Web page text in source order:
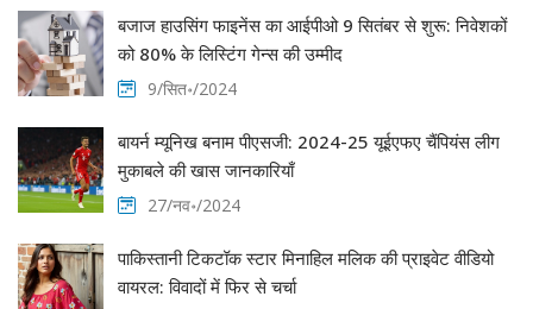
बजाज हाउसिंग फाइनेंस का आईपीओ 9 सितंबर से शुरू: निवेशकों
को 80% के लिस्टिंग गेन्स की उम्मीद
9/सित॰/2024
बायर्न म्यूनिख बनाम पीएसजी: 2024-25 यूईएफए चैंपियंस लीग
मुकाबले की खास जानकारियाँ
27/नव॰/2024
पाकिस्तानी टिकटॉक स्टार मिनाहिल मलिक की प्राइवेट वीडियो
वायरल: विवादों में फिर से चर्चा